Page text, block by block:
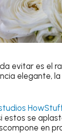
evitar es el
elegante,
estos se
en